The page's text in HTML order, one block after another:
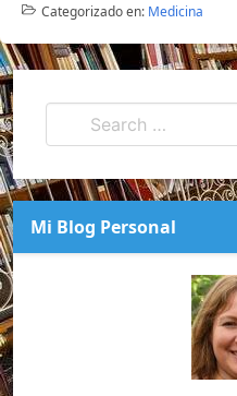
Categorizado en: Medicina
Mi Blog Personal